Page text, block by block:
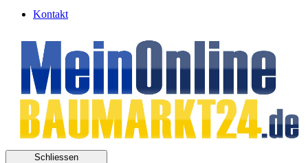
Kontakt
Schliessen